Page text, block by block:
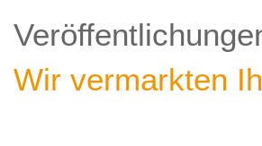
Wir vermarkten